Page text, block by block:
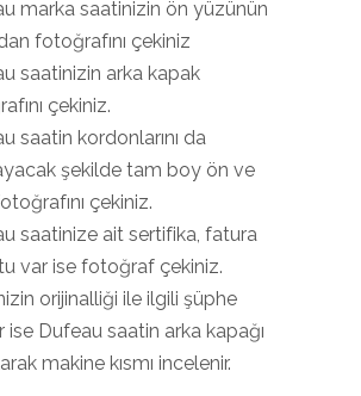
marka saatinizin ön yüzünün
fotoğrafını çekiniz
saatinizin arka kapak
çekiniz.
saatin kordonlarını da
şekilde tam boy ön ve
çekiniz.
saatinize ait sertifika, fatura
var ise fotoğraf çekiniz.
orijinalliği ile ilgili şüphe
ise Dufeau saatin arka kapağı
makine kısmı incelenir.